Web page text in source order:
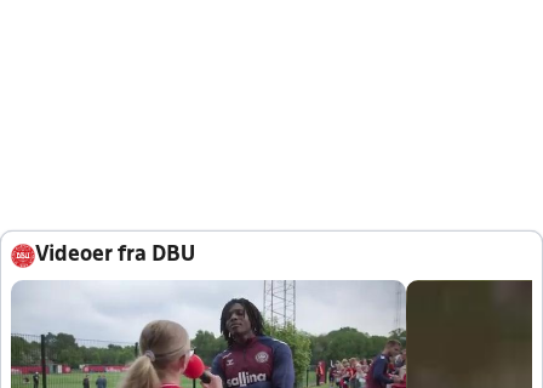
Videoer fra DBU